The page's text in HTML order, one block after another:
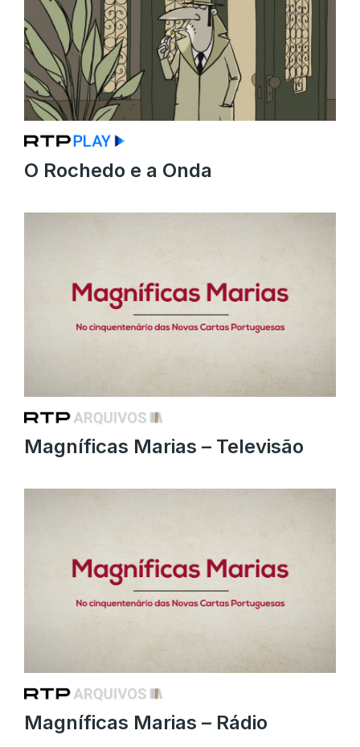
O Rochedo e a Onda
Magníficas Marias – Televisão
Magníficas Marias – Rádio